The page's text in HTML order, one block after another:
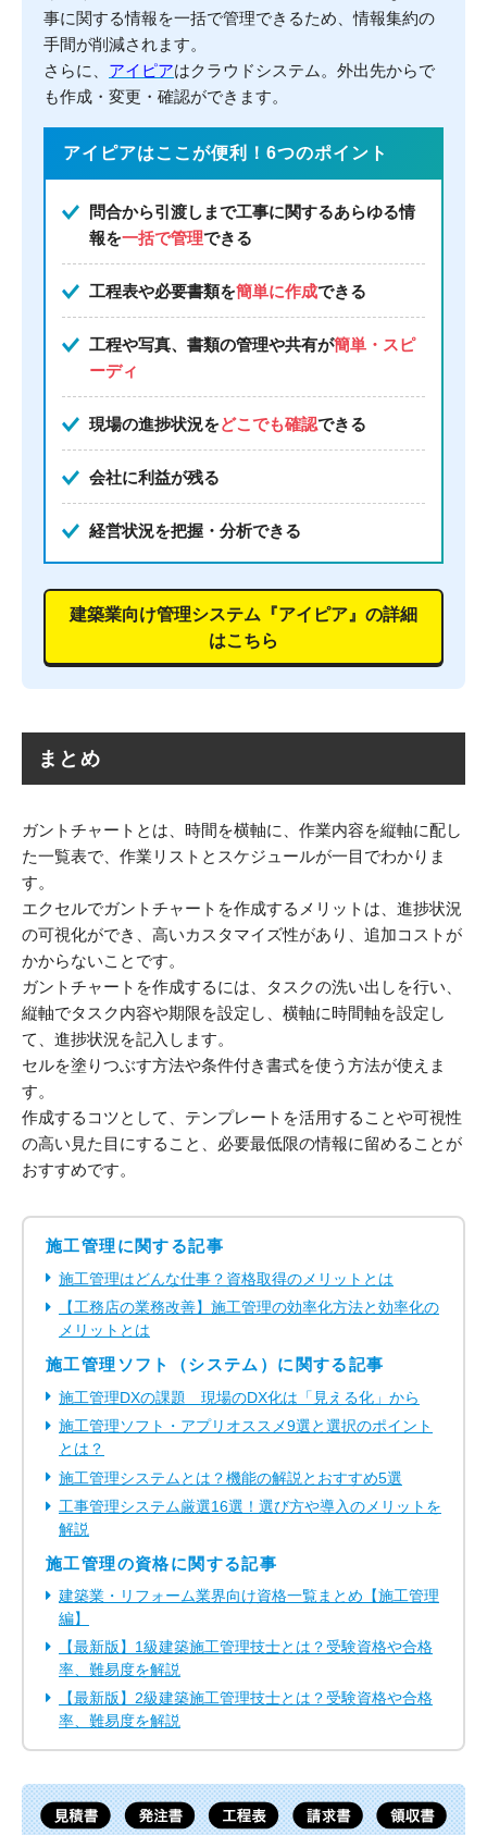
事に関する情報を一括で管理できるため、情報集約の
手間が削減されます。
さらに、 アイピアはクラウドシステム。外出先からで
も作成・変更・確認ができます。
アイピアはここが便利！6つのポイント
問合から引渡しまで工事に関するあらゆる情
報を一括で管理できる
工程表や必要書類を簡単に作成できる
工程や写真、書類の管理や共有が簡単・スピ
ーディ
現場の進捗状況をどこでも確認できる
会社に利益が残る
経営状況を把握・分析できる
建築業向け管理システム『アイピア』の詳細
はこちら
まとめ
ガントチャートとは、時間を横軸に、作業内容を縦軸に配し
た一覧表で、作業リストとスケジュールが一目でわかりま
す。
エクセルでガントチャートを作成するメリットは、進捗状況
の可視化ができ、高いカスタマイズ性があり、追加コストが
かからないことです。
ガントチャートを作成するには、タスクの洗い出しを行い、
縦軸でタスク内容や期限を設定し、横軸に時間軸を設定し
て、進捗状況を記入します。
セルを塗りつぶす方法や条件付き書式を使う方法が使えま
す。
作成するコツとして、テンプレートを活用することや可視性
の高い見た目にすること、必要最低限の情報に留めることが
おすすめです。
施工管理に関する記事
施工管理はどんな仕事？資格取得のメリットとは
【工務店の業務改善】施工管理の効率化方法と効率化の
メリットとは
施工管理ソフト（システム）に関する記事
施工管理DXの課題 現場のDX化は「見える化」から
施工管理ソフト・アプリオススメ9選と選択のポイント
とは？
施工管理システムとは？機能の解説とおすすめ5選
工事管理システム厳選16選！選び方や導入のメリットを
解説
施工管理の資格に関する記事
建築業・リフォーム業界向け資格一覧まとめ【施工管理
編】
【最新版】1級建築施工管理技士とは？受験資格や合格
率、難易度を解説
【最新版】2級建築施工管理技士とは？受験資格や合格
率、難易度を解説